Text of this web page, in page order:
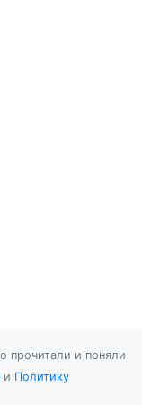
прочитали и поняли
и Политику